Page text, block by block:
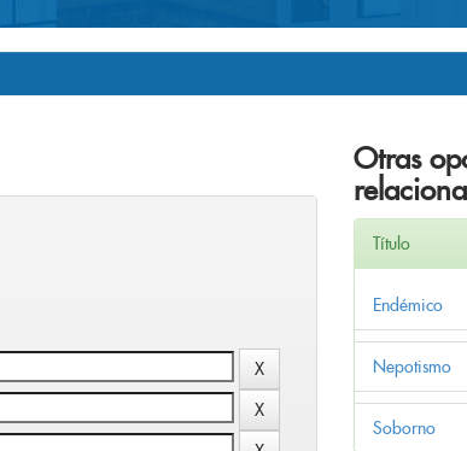
Otras
Título
Endémico
Nepotismo
Soborno